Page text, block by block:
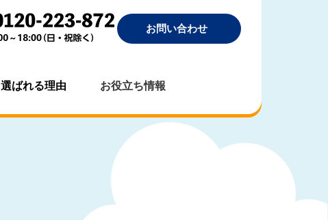
お問い合わせ
選ばれる理由 お役立ち情報